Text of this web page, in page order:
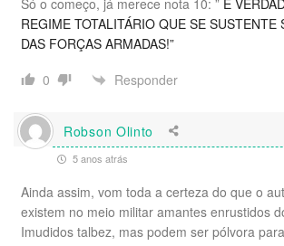
Só o começo, já merece nota 10: ” É
REGIME TOTALITÁRIO QUE SE SUSTENTE
DAS FORÇAS ARMADAS!”
0
Responder
Robson Olinto
5 anos atrás
Ainda assim, vom toda a certeza do que o
existem no meio militar amantes enrustidos
Imudidos talbez, mas podem ser pólvora